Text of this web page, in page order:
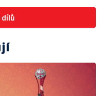
dílů